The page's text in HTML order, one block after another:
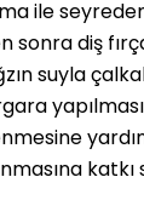
ile
sonra diş
suyla
katkı